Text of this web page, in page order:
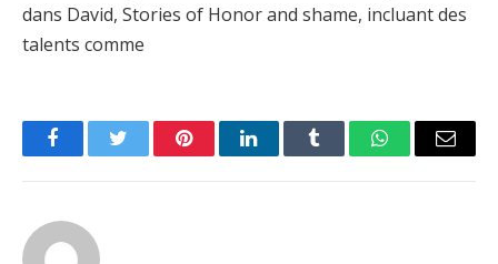
dans David, Stories of Honor and shame, incluant des
talents comme
FacebookTwitter PinterestLinkedInTumblr WhatsAppEmail